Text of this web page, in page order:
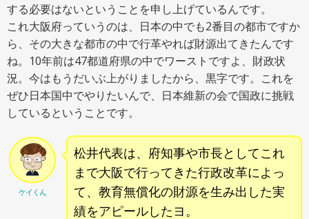
する必要はないということを申し上げているんです。
これ大阪府っていうのは、日本の中でも2番目の都市ですか
ら、その大きな都市の中で行革やれば財源出てきたんです
ね。10年前は47都道府県の中でワーストですよ、財政状
況。今はもうだいぶ上がりましたから、黒字です。これを
ぜひ日本国中でやりたいんで、日本維新の会で国政に挑戦
しているということです。
ケイくん
松井代表は、府知事や市長としてこれ
まで大阪で行ってきた行政改革によっ
て、教育無償化の財源を生み出した実
績をアピールしたヨ。